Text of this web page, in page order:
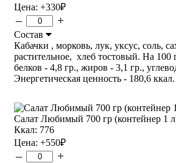
Цена: +330₽
– +
Состав
Кабачки , морковь, лук, уксус, соль,
растительное, хлеб тостовый. На 100
белков - 4,8 гр., жиров - 3,1 гр.,
Энергетическая ценность - 180,6 ккал.
Салат Любимый 700 гр (контейнер 1
Ккал: 776
Цена: +550₽
– +